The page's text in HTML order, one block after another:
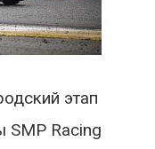
этап
SMP Racing